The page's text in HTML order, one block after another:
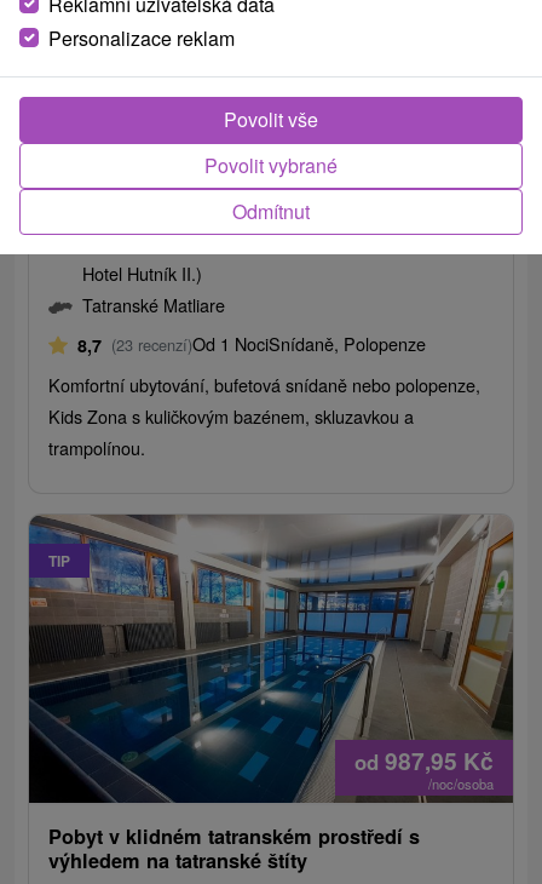
od950,43Kč
/noc/osoba
ATLAS Hotel Tatry: Dovolená v Tatrách plná
zábavy, relaxu a nezapomenutelných
ATLAS Hotel Tatry Tatranské Matliare (původně
Hotel Hutník II.)
Tatranské Matliare
8,7 (23 recenzí)Od 1 NociSnídaně, Polopenze
Komfortní ubytování, bufetová snídaně nebo polopenze,
Kids Zona s kuličkovým bazénem, ​​skluzavkou a
trampolínou.
TIP
od 987,95 Kč
/noc/osoba
Pobyt v klidném tatranském prostředí s
výhledem na tatranské štíty
Personalizace reklam
Odmítnut
Povolit vybrané
Povolit vše